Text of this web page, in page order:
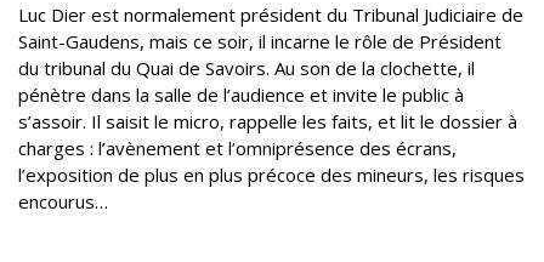
Luc Dier est normalement président du Tribunal Judiciaire de
Saint-Gaudens, mais ce soir, il incarne le rôle de Président
du tribunal du Quai de Savoirs. Au son de la clochette, il
pénètre dans la salle de l’audience et invite le public à
s’assoir. Il saisit le micro, rappelle les faits, et lit le dossier à
charges : l’avènement et l’omniprésence des écrans,
l’exposition de plus en plus précoce des mineurs, les risques
encourus…